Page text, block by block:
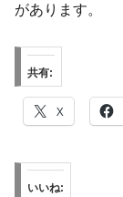
があります。
共有:
X
いいね: